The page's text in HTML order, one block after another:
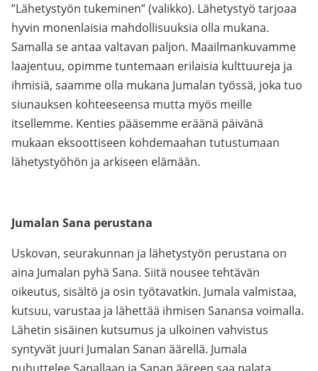
”Lähetystyön tukeminen” (valikko). Lähetystyö tarjoaa
hyvin monenlaisia mahdollisuuksia olla mukana.
Samalla se antaa valtavan paljon. Maailmankuvamme
laajentuu, opimme tuntemaan erilaisia kulttuureja ja
ihmisiä, saamme olla mukana Jumalan työssä, joka tuo
siunauksen kohteeseensa mutta myös meille
itsellemme. Kenties pääsemme eräänä päivänä
mukaan eksoottiseen kohdemaahan tutustumaan
lähetystyöhön ja arkiseen elämään.
Jumalan Sana perustana
Uskovan, seurakunnan ja lähetystyön perustana on
aina Jumalan pyhä Sana. Siitä nousee tehtävän
oikeutus, sisältö ja osin työtavatkin. Jumala valmistaa,
kutsuu, varustaa ja lähettää ihmisen Sanansa voimalla.
Lähetin sisäinen kutsumus ja ulkoinen vahvistus
syntyvät juuri Jumalan Sanan äärellä. Jumala